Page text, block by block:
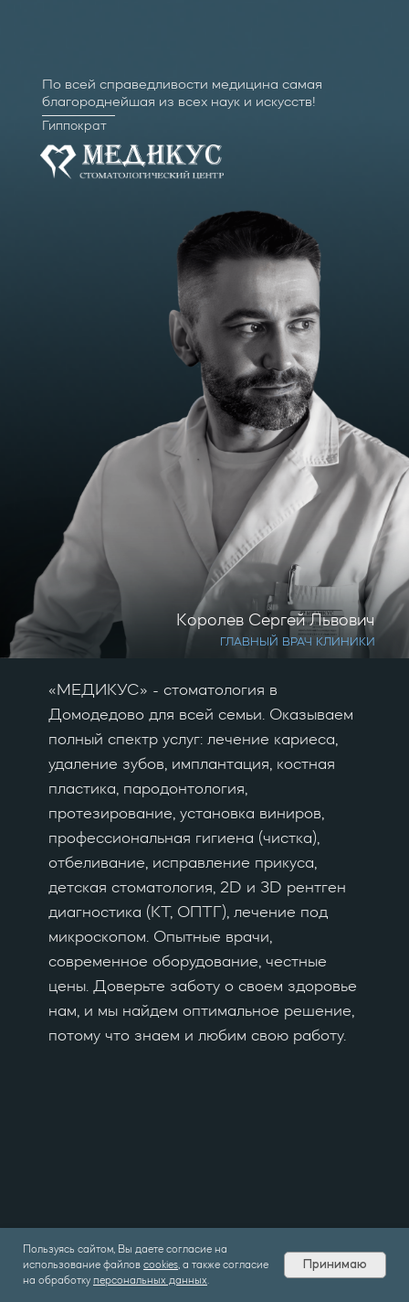
Пользуясь сайтом, Вы даете согласие на
использование файлов cookies , а также согласие
на обработку персональных данных
Принимаю
По всей справедливости медицина самая
благороднейшая из всех наук и искусств!
Гиппократ
ГЛАВНЫЙ ВРАЧ КЛИНИКИ
Королев Сергей Львович
«МЕДИКУС» - стоматология в
Домодедово для всей семьи. Оказываем
полный спектр услуг: лечение кариеса,
удаление зубов, имплантация, костная
пластика, пародонтология,
протезирование, установка виниров,
профессиональная гигиена (чистка),
отбеливание, исправление прикуса,
детская стоматология, 2D и 3D рентген
диагностика (КТ, ОПТГ), лечение под
микроскопом. Опытные врачи,
современное оборудование, честные
цены. Доверьте заботу о своем здоровье
нам, и мы найдем оптимальное решение,
потому что знаем и любим свою работу.
НАШИ ПРЕИМУЩЕСТВА